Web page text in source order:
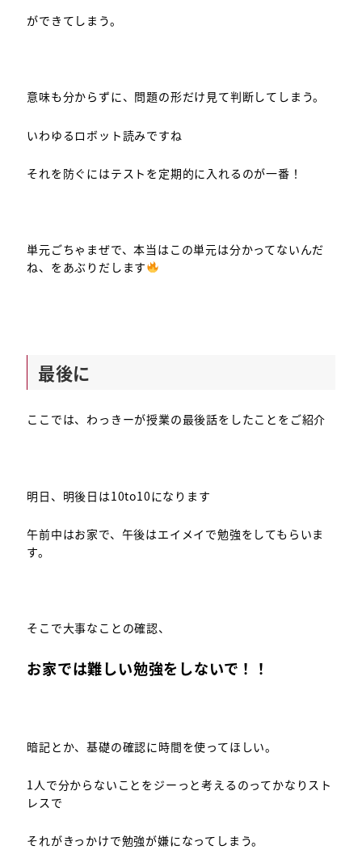
ができてしまう。
意味も分からずに、問題の形だけ見て判断してしまう。
いわゆるロボット読みですね
それを防ぐにはテストを定期的に入れるのが一番！
単元ごちゃまぜで、本当はこの単元は分かってないんだ
ね、をあぶりだします
最後に
ここでは、わっきーが授業の最後話をしたことをご紹介
明日、明後日は10to10になります
午前中はお家で、午後はエイメイで勉強をしてもらいま
す。
そこで大事なことの確認、
お家では難しい勉強をしないで！！
暗記とか、基礎の確認に時間を使ってほしい。
1人で分からないことをジーっと考えるのってかなりスト
レスで
それがきっかけで勉強が嫌になってしまう。